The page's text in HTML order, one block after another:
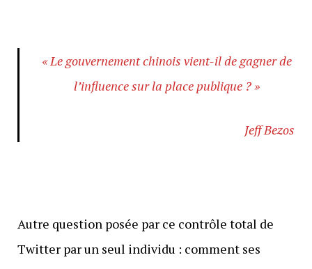
« Le gouvernement chinois vient-il de gagner de
l’influence sur la place publique ? »
Jeff Bezos
Autre question posée par ce contrôle total de
Twitter par un seul individu : comment ses